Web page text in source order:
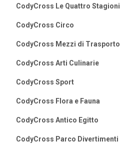
CodyCross Le Quattro Stagioni
CodyCross Circo
CodyCross Mezzi di Trasporto
CodyCross Arti Culinarie
CodyCross Sport
CodyCross Flora e Fauna
CodyCross Antico Egitto
CodyCross Parco Divertimenti